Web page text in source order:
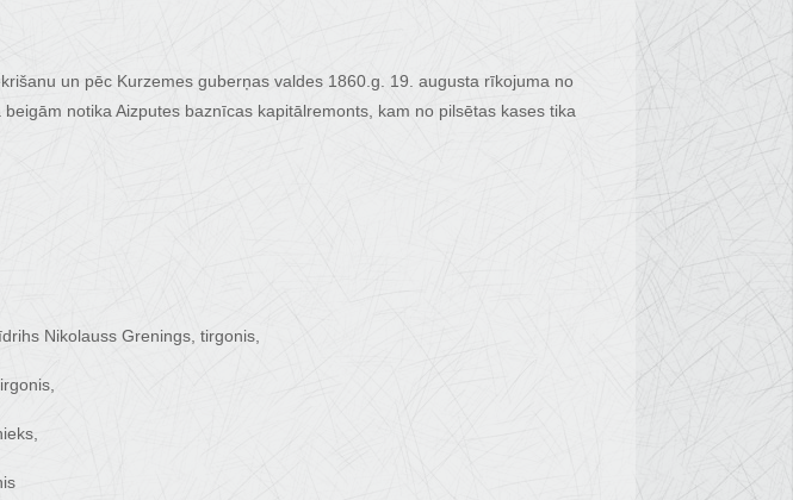
un pēc Kurzemes guberņas valdes 1860.g. 19. augusta rīkojuma no
notika Aizputes baznīcas kapitālremonts, kam no pilsētas kases tika
Nikolauss Grenings, tirgonis,